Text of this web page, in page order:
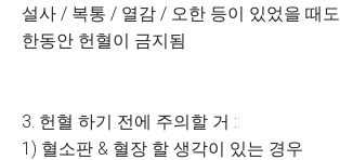
설사 / 복통 / 열감 / 오한 등이 있었을 때도
한동안 헌혈이 금지됨
3. 헌혈 하기 전에 주의할 거 :
1) 혈소판 & 혈장 할 생각이 있는 경우